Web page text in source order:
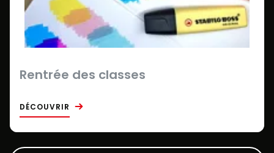
Rentrée des classes
DÉCOUVRIR